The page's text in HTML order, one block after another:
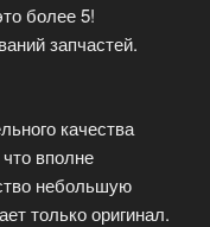
более 5!
запчастей.
качества
вполне
небольшую
только оригинал.